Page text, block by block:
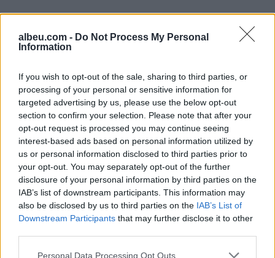
albeu.com - Do Not Process My Personal
Information
If you wish to opt-out of the sale, sharing to third parties, or
processing of your personal or sensitive information for
targeted advertising by us, please use the below opt-out
section to confirm your selection. Please note that after your
opt-out request is processed you may continue seeing
interest-based ads based on personal information utilized by
us or personal information disclosed to third parties prior to
your opt-out. You may separately opt-out of the further
disclosure of your personal information by third parties on the
IAB’s list of downstream participants. This information may
also be disclosed by us to third parties on the IAB’s List of
Downstream Participants that may further disclose it to other
Personal Data Processing Opt Outs
Shtuarmë26.03.2022 20:07
Tags:
thonjte